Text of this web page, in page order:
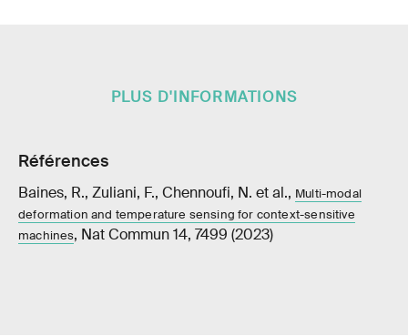
PLUS D'INFORMATIONS
Références
Baines, R., Zuliani, F., Chennoufi, N. et al., Multi-modal
deformation and temperature sensing for context-sensitive
machines, Nat Commun 14, 7499 (2023)